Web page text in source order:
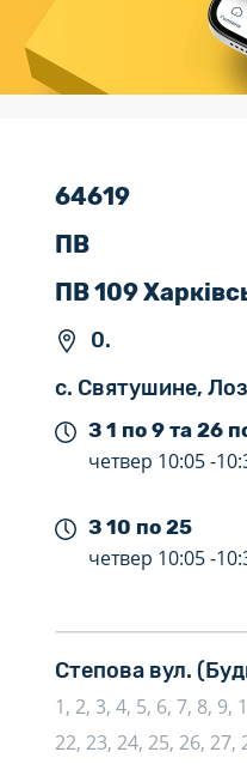
Валютно-обмінні операції
64619
ПВ
ПВ 109
0.
с. Святушине,
З 1 по 9 та 26
четвер 10:05 -
З 10 по 25
четвер 10:05 -
Степова вул.
1, 2, 3, 4, 5, 6, 7, 8, 9,
22, 23, 24, 25, 26, 27,